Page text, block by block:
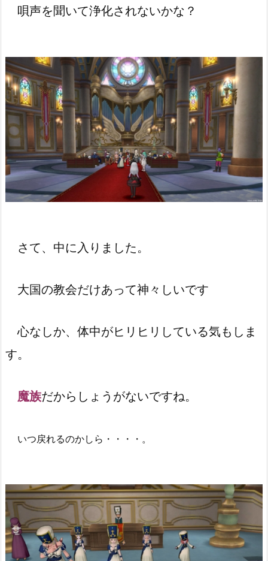
唄声を聞いて浄化されないかな？
さて、中に入りました。
大国の教会だけあって神々しいです
心なしか、体中がヒリヒリしている気もしま
す。
魔族だからしょうがないですね。
いつ戻れるのかしら・・・・。